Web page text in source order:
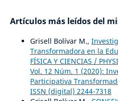
Artículos más leídos del
Grisell Bolívar M.,
Transformadora en la
FÍSICA Y CIENCIAS /
Vol. 12 Núm. 1 (2020):
Participativa
ISSN (digital) 2244-7318